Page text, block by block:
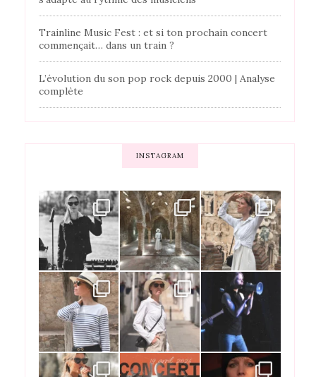
Trainline Music Fest : et si ton prochain concert
commençait… dans un train ?
L’évolution du son pop rock depuis 2000 | Analyse
complète
INSTAGRAM